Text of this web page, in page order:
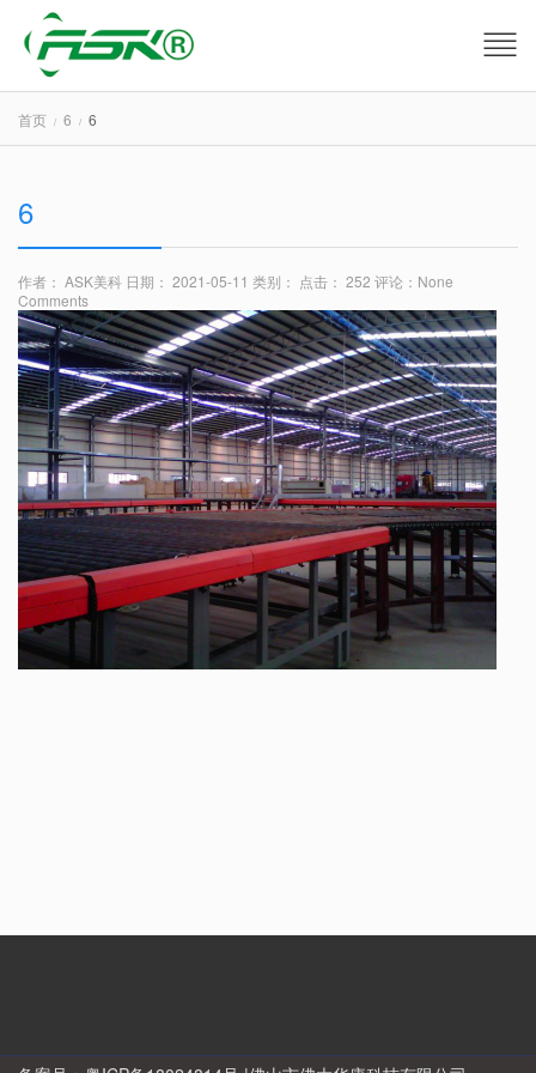
首页 6 6
6
作者： ASK美科 日期： 2021-05-11 类别： 点击： 252 评论： None
Comments